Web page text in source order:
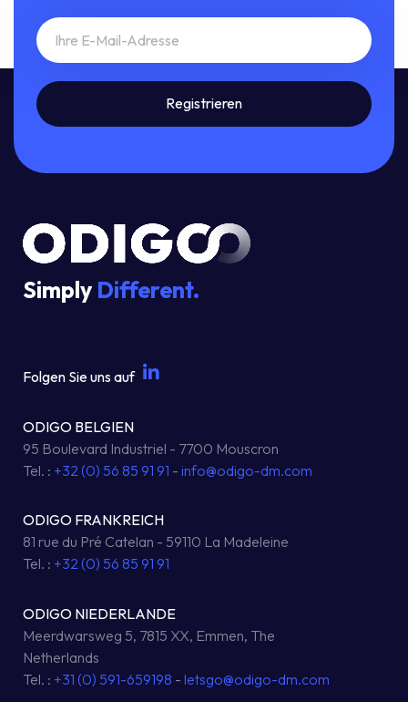
Simply Different.
Folgen Sie uns auf
ODIGO BELGIEN
95 Boulevard Industriel - 7700 Mouscron
Tel. : +32 (0) 56 85 91 91 - info@odigo-dm.com
ODIGO FRANKREICH
81 rue du Pré Catelan - 59110 La Madeleine
Tel. : +32 (0) 56 85 91 91
ODIGO NIEDERLANDE
Meerdwarsweg 5, 7815 XX, Emmen, The
Netherlands
Tel. : +31 (0) 591-659198 - letsgo@odigo-dm.com